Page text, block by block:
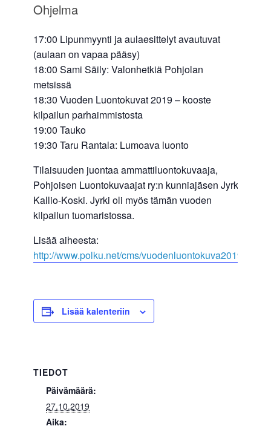
Ohjelma
17:00 Lipunmyynti ja aulaesittelyt avautuvat
(aulaan on vapaa pääsy)
18:00 Sami Säily: Valonhetkiä Pohjolan
metsissä
18:30 Vuoden Luontokuvat 2019 – kooste
kilpailun parhaimmistosta
19:00 Tauko
19:30 Taru Rantala: Lumoava luonto
Tilaisuuden juontaa ammattiluontokuvaaja,
Pohjoisen Luontokuvaajat ry:n kunniajäsen Jyrki
Kallio-Koski. Jyrki oli myös tämän vuoden
kilpailun tuomaristossa.
Lisää aiheesta:
http://www.polku.net/cms/vuodenluontokuva2019
Lisää kalenteriin
TIEDOT
Päivämäärä:
27.10.2019
Aika: